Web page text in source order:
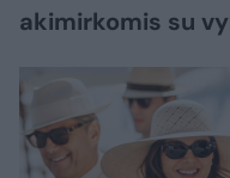
akimirkomis su